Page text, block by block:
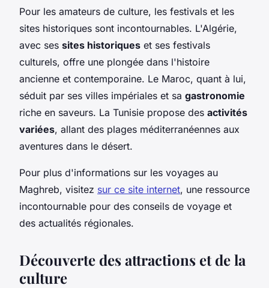
Pour les amateurs de culture, les festivals et les
sites historiques sont incontournables. L'Algérie,
avec ses sites historiques et ses festivals
culturels, offre une plongée dans l'histoire
ancienne et contemporaine. Le Maroc, quant à lui,
séduit par ses villes impériales et sa gastronomie
riche en saveurs. La Tunisie propose des activités
variées, allant des plages méditerranéennes aux
aventures dans le désert.
Pour plus d'informations sur les voyages au
Maghreb, visitez sur ce site internet, une ressource
incontournable pour des conseils de voyage et
des actualités régionales.
Découverte des attractions et de la
culture